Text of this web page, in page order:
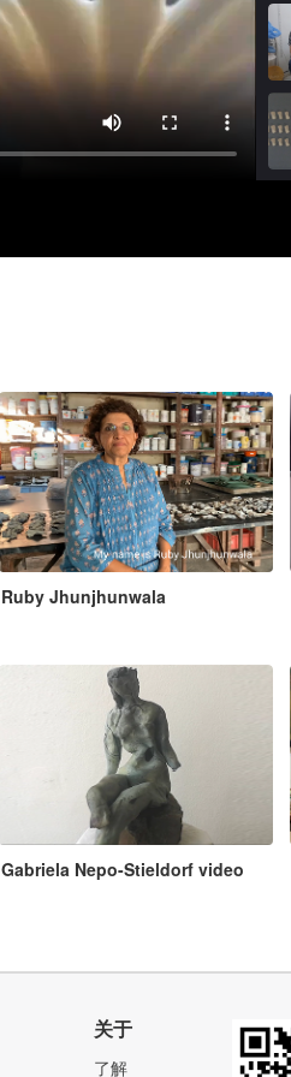
Ruby Jhunjhunwala
Gabriela Nepo-Stieldorf video
关于
了解